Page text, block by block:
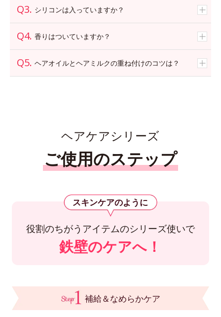
シリコンは入っていますか？
香りはついていますか？
ヘアオイルとヘアミルクの重ね付けのコツは？
ヘアケアシリーズ
ご使用のステップ
スキンケアのように
役割のちがうアイテムのシリーズ使いで
鉄壁のケアへ！
補給＆なめらかケア